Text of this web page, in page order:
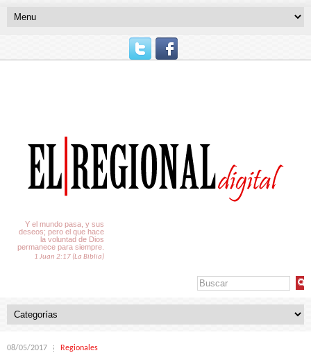
Y el mundo pasa, y sus
deseos; pero el que hace
la voluntad de Dios
permanece para siempre.
1 Juan 2:17 (La Biblia)
08/05/2017 Regionales